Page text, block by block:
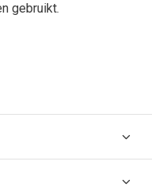
gebruikt.